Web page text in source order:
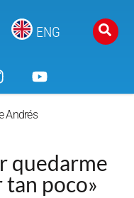
ENG
Andrés
quedarme
poco»